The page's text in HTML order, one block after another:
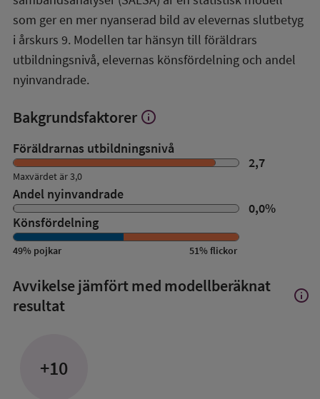
översikt
som ger en mer nyanserad bild av elevernas slutbetyg
i årskurs 9. Modellen tar hänsyn till föräldrars
utbildningsnivå, elevernas könsfördelning och andel
nyinvandrade.
Bakgrundsfaktorer Visa
om
Bakgrundsfaktorer
info
Föräldrarnas utbildningsnivå
2,7
Maxvärdet är 3,0
Andel nyinvandrade
0,0%
Könsfördelning
49% pojkar 51%flickor
Avvikelse jämfört med modellberäknat
resultat
Visa
info
+10